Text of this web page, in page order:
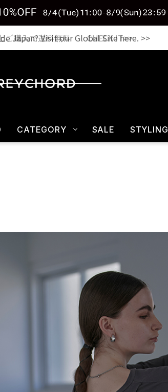
ご購入で送料無料 CHECK IT>>
CATEGORY SALE STYLING